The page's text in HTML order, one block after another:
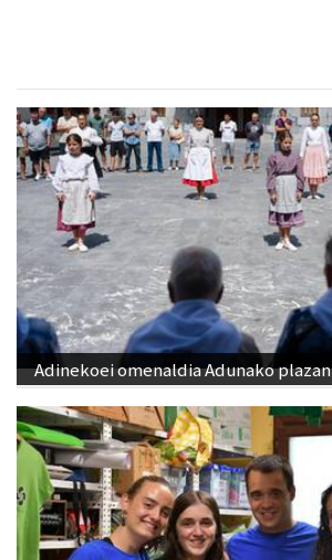
Adinekoei omenaldia Adunako plazan